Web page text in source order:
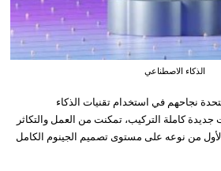
الذكاء الاصطناعي
نجاحهم في استخدام تقنيات الذكاء
كاملة التركيب، تمكنت من العمل والتكاثر
من نوعه على مستوى تصميم الجينوم الكامل